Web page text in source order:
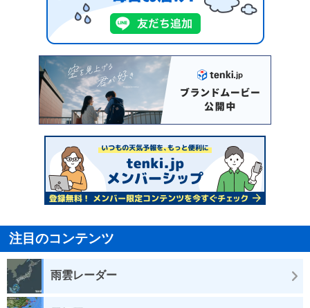
注目のコンテンツ
雨雲レーダー